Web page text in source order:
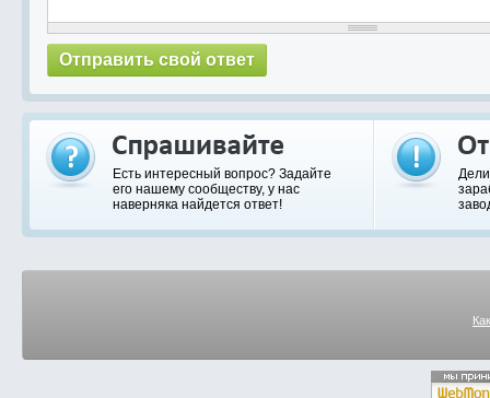
Есть интересный вопрос? Задайте
его нашему сообществу, у нас
наверняка найдется ответ!